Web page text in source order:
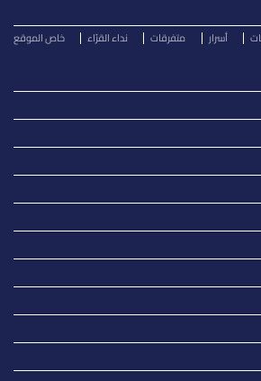
أسرار متفرقات نداء القرّاء خاص الموقع